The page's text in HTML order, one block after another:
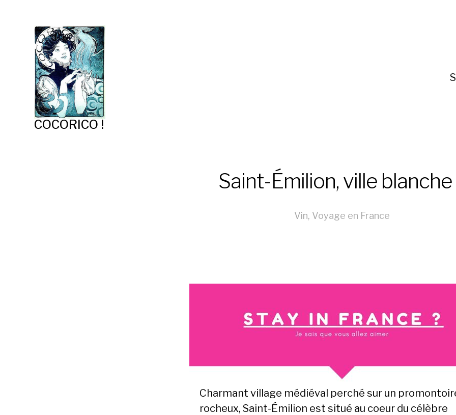
COCORICO !
Saint-Émilion, ville blanche
Vin, Voyage en France
Charmant village médiéval perché sur un
rocheux, Saint-Émilion est situé au coeur du célèbre